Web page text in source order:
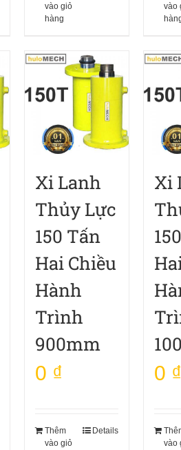
vào giỏ
hàng
vào
Xi Lanh
Thủy Lực
150 Tấn
Hai Chiều
Hành
Trình
900mm
0 ₫
Thêm
vào giỏ
Details
Xi
0 ₫
vào